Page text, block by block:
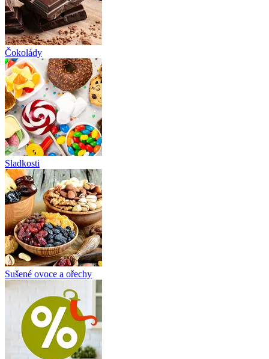
Čokolády
Sladkosti
Sušené ovoce a ořechy